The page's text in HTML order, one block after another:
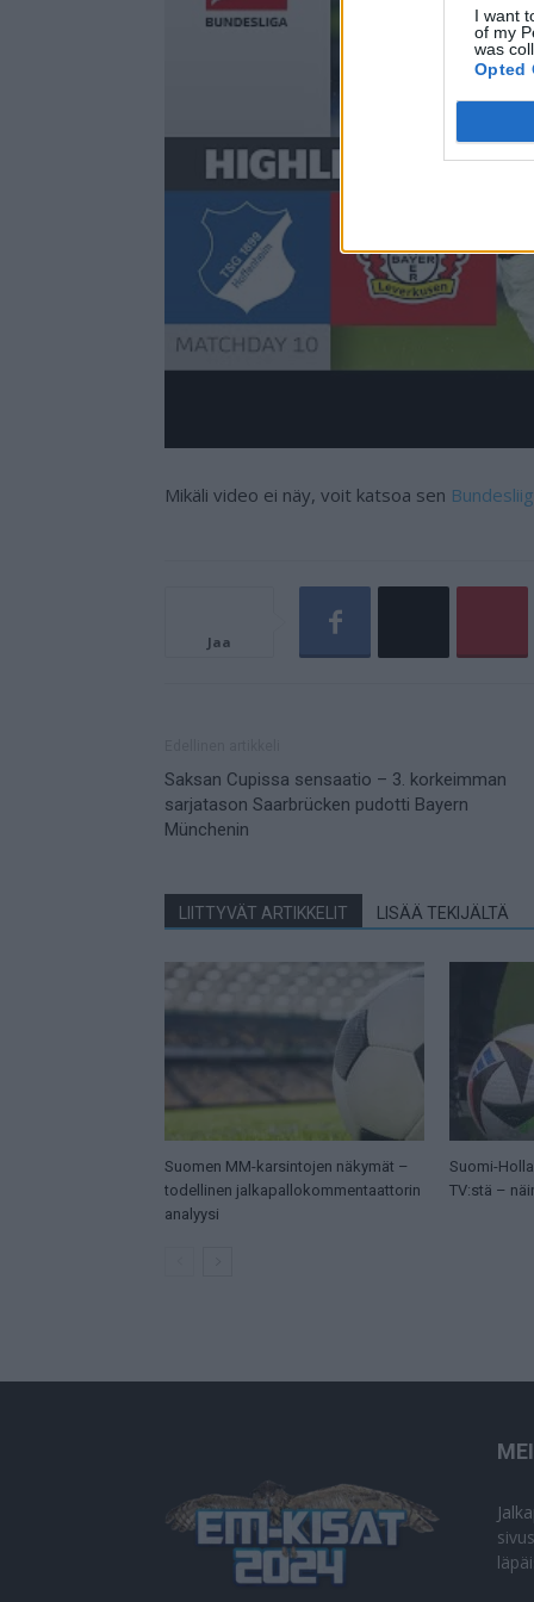
I want
of my
was
Opted
Mikäli video ei näy, voit katsoa sen
Jaa
Saksan Cupissa sensaatio – 3. korkeimman
sarjatason Saarbrücken pudotti Bayern
Münchenin
LIITTYVÄT ARTIKKELIT LISÄÄ TEKIJÄLTÄ
Suomen MM-karsintojen näkymät –
todellinen jalkapallokommentaattorin
analyysi
Suomi-
TV:stä –